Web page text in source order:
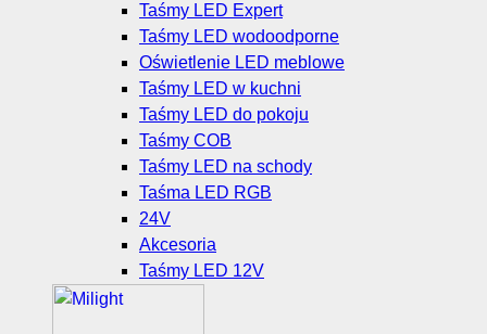
Taśmy LED Expert
Taśmy LED wodoodporne
Oświetlenie LED meblowe
Taśmy LED w kuchni
Taśmy LED do pokoju
Taśmy COB
Taśmy LED na schody
Taśma LED RGB
24V
Akcesoria
Taśmy LED 12V